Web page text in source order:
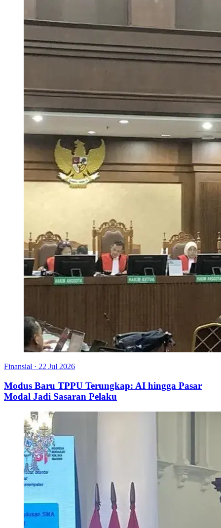
Finansial · 22 Jul 2026
Modus Baru TPPU Terungkap: AI hingga Pasar
Modal Jadi Sasaran Pelaku